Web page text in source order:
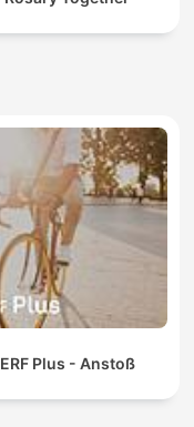
ERF Plus - Anstoß